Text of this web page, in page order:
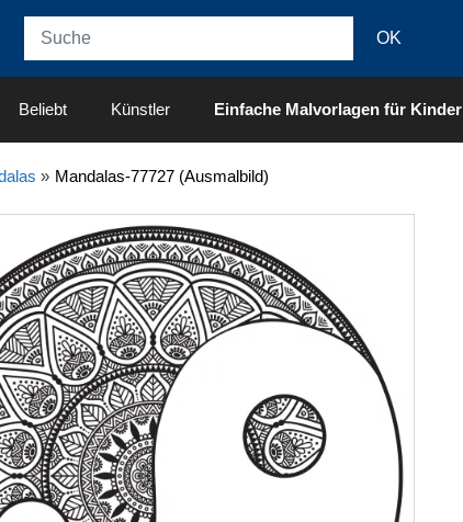
Beliebt Künstler Einfache Malvorlagen für Kinder
» Mandalas-77727 (Ausmalbild)